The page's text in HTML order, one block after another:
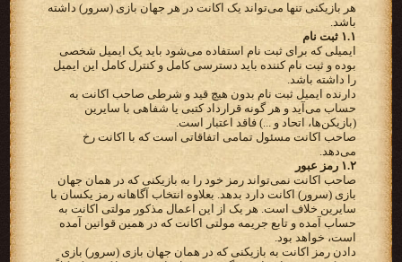
هر بازیکنی تنها می‌تواند یک اکانت در هر جهان بازی (سرور) داشته
باشد.
۱.۱ ثبت نام
ایمیلی که برای ثبت نام استفاده می‌شود باید یک ایمیل شخصی
بوده و ثبت نام کننده باید دسترسی کامل و کنترل کامل این ایمیل
را داشته باشد.
دارنده ایمیل ثبت نام بدون هیچ قید و شرطی صاحب اکانت به
حساب می‌آید و هر گونه قرارداد کتبی یا شفاهی با سایرین
(بازیکن‌ها، اتحاد و ...) فاقد اعتبار است.
صاحب اکانت مسئول تمامی اتفاقاتی است که با اکانت رخ
می‌دهد.
۱.۲ رمز عبور
صاحب اکانت نمی‌تواند رمز خود را به بازیکنی که در همان جهان
بازی (سرور) اکانت دارد بدهد. بعلاوه انتخاب آگاهانه رمز یکسان با
سایرین خلاف است. هر یک از این اعمال مذکور مولتی اکانت به
حساب آمده و تابع جریمه مولتی اکانت که در همین قوانین آمده
است، خواهد بود.
دادن رمز اکانت به بازیکنی که در همان جهان بازی (سرور) بازی